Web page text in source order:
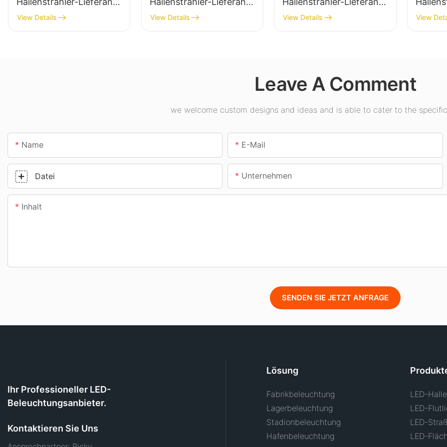
für Industrieanlagen,
Lagerhallen und andere
View Details
für die
Innenbeleuchtung in
View Details
für Industrieanlagen,
Lagerhallen und andere
View Details
für die
View
Leave A Comment
we welcome custom designs and ideas and is able to cater to the specific
Name E-Mail
Datei Unternehmen
Inhalt
SENDEN SIE JETZT ANFRAGE
Ihr Professioneller LED-
Beleuchtungsanbieter.
Kontaktieren Sie Uns
Lösung
Fabrikbeleuchtung
Lagerbeleuchtung
Stadionbeleuchtung
Hafenbeleuchtung
LED-
LED-
LED-
LED-